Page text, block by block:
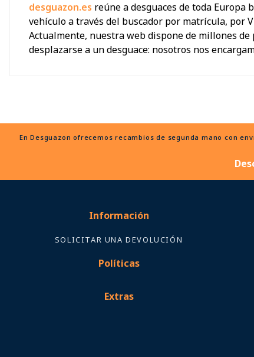
desguazon.es reúne a desguaces de toda
vehículo a través del buscador por matrícula, por
Actualmente, nuestra web dispone de millones de
desplazarse a un desguace: nosotros nos
En Desguazon ofrecemos recambios de segunda mano con
Información
SOLICITAR UNA DEVOLUCIÓN
Políticas
Extras